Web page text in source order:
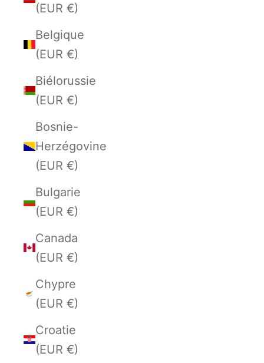
(EUR €)
Belgique
(EUR €)
Biélorussie
(EUR €)
Bosnie-
Herzégovine
(EUR €)
Bulgarie
(EUR €)
Canada
(EUR €)
Chypre
(EUR €)
Croatie
(EUR €)